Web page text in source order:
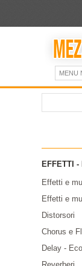
MENU
EFFETTI -
Effetti e
Effetti e
Distorsori
Chorus e
Delay - Eco